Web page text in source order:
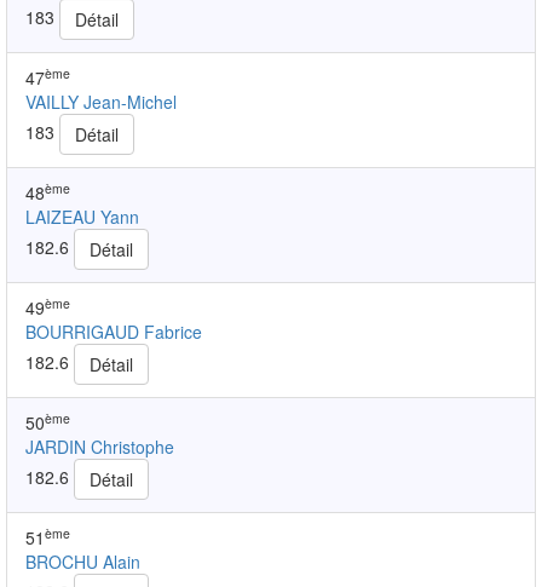
183
Détail
47ème
VAILLY Jean-Michel
183
Détail
48ème
LAIZEAU Yann
182.6
Détail
49ème
BOURRIGAUD Fabrice
182.6
Détail
50ème
JARDIN Christophe
182.6
Détail
51 ème
BROCHU Alain